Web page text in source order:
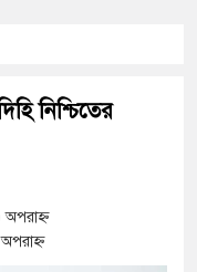
শুভসূচনা।
নিষেধাজ্ঞা
নিশ্চিতের